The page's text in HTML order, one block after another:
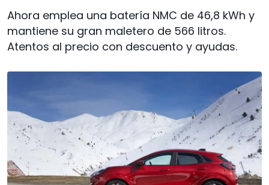
Ahora emplea una batería NMC de 46,8 kWh y
mantiene su gran maletero de 566 litros.
Atentos al precio con descuento y ayudas.